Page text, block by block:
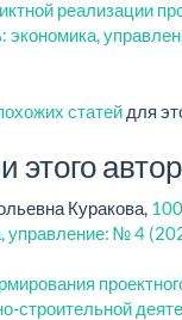
реализации
статей для
Куракова,
управление: № 4
строительной